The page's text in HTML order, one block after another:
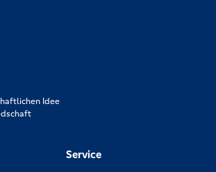
Idee
Service